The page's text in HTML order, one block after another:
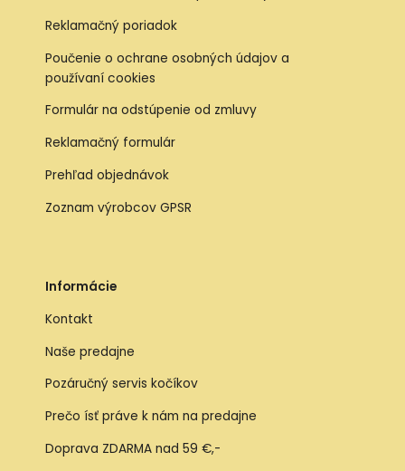
Reklamačný poriadok
Poučenie o ochrane osobných údajov a
používaní cookies
Formulár na odstúpenie od zmluvy
Reklamačný formulár
Prehľad objednávok
Zoznam výrobcov GPSR
Informácie
Kontakt
Naše predajne
Pozáručný servis kočíkov
Prečo ísť práve k nám na predajne
Doprava ZDARMA nad 59 €,-